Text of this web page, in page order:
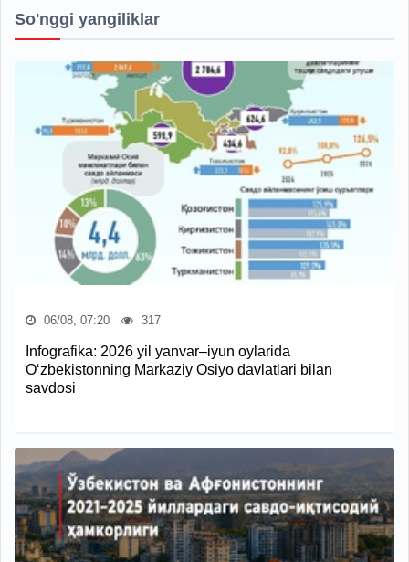
So'nggi yangiliklar
06/08, 07:20 317
Infografika: 2026 yil yanvar–iyun oylarida
O‘zbekistonning Markaziy Osiyo davlatlari bilan
savdosi